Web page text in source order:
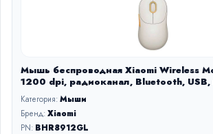
Мышь беспроводная Xiaomi Wireless
1200 dpi, радиоканал, Bluetooth, USB,
Категория:Мыши
Бренд:Xiaomi
PN: BHR8912GL